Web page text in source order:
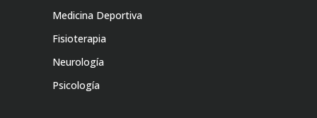
Medicina Deportiva
Fisioterapia
Neurología
Psicología